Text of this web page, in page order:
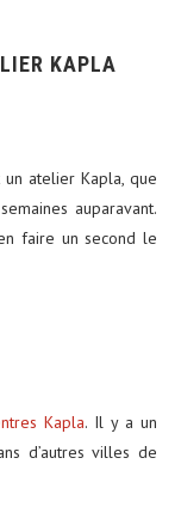
KAPLA
atelier Kapla, que
auparavant.
faire un second le
Kapla. Il y a un
d’autres villes de